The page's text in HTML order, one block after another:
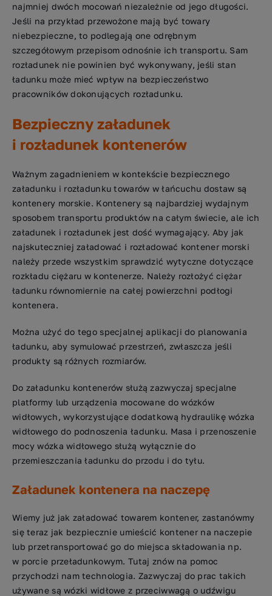
najmniej dwóch mocowań niezależnie od jego długości.
Jeśli na przykład przewożone mają być towary
niebezpieczne, to podlegają one odrębnym
szczegółowym przepisom odnośnie ich transportu. Sam
rozładunek nie powinien być wykonywany, jeśli stan
ładunku może mieć wpływ na bezpieczeństwo
pracowników dokonujących rozładunku.
Bezpieczny załadunek
i rozładunek kontenerów
Ważnym zagadnieniem w kontekście bezpiecznego
załadunku i rozładunku towarów w łańcuchu dostaw są
kontenery morskie. Kontenery są najbardziej wydajnym
sposobem transportu produktów na całym świecie, ale ich
załadunek i rozładunek jest dość wymagający. Aby jak
najskuteczniej załadować i rozładować kontener morski
należy przede wszystkim sprawdzić wytyczne dotyczące
rozkładu ciężaru w kontenerze. Należy rozłożyć ciężar
ładunku równomiernie na całej powierzchni podłogi
kontenera.
Można użyć do tego specjalnej aplikacji do planowania
ładunku, aby symulować przestrzeń, zwłaszcza jeśli
produkty są różnych rozmiarów.
Do załadunku kontenerów służą zazwyczaj specjalne
platformy lub urządzenia mocowane do wózków
widłowych, wykorzystujące dodatkową hydraulikę wózka
widłowego do podnoszenia ładunku. Masa i przenoszenie
mocy wózka widłowego służą wyłącznie do
przemieszczania ładunku do przodu i do tyłu.
Załadunek kontenera na naczepę
Wiemy już jak załadować towarem kontener, zastanówmy
się teraz jak bezpiecznie umieścić kontener na naczepie
lub przetransportować go do miejsca składowania np.
w porcie przeładunkowym. Tutaj znów na pomoc
przychodzi nam technologia. Zazwyczaj do prac takich
używane są wózki widłowe z przeciwwagą o udźwigu